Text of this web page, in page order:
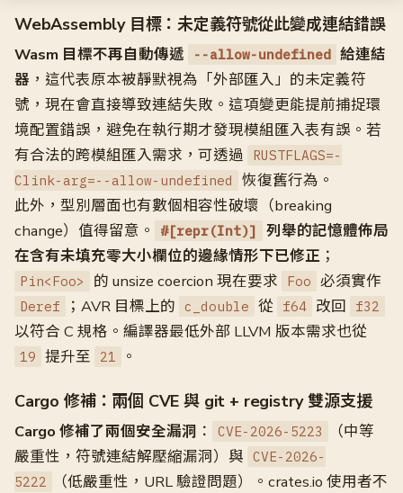
WebAssembly 目標：未定義符號從此變成連結錯誤
Wasm 目標不再自動傳遞 --allow-undefined 給連結
器 ，這代表原本被靜默視為「外部匯入」的未定義符
號，現在會直接導致連結失敗。這項變更能提前捕捉環
境配置錯誤，避免在執行期才發現模組匯入表有誤。若
有合法的跨模組匯入需求，可透過
RUSTFLAGS=-
Clink-arg=--allow-undefined
恢復舊行為。
此外，型別層面也有數個相容性破壞（breaking
change）值得留意。
#[repr(Int)]
列舉的記憶體佈局
在含有未填充零大小欄位的邊緣情形下已修正 ；
Pin<Foo> 的 unsize coercion 現在要求 Foo 必須實作
Deref ；AVR 目標上的 c_double 從 f64 改回 f32
以符合 C 規格。編譯器最低外部 LLVM 版本需求也從
19 提升至 21 。
Cargo 修補：兩個 CVE 與 git + registry 雙源支援
Cargo 修補了兩個安全漏洞 ： CVE-2026-5223
（中等
嚴重性，符號連結解壓縮漏洞）與 CVE-2026-
5222
（低嚴重性，URL 驗證問題）。crates.io 使用者不